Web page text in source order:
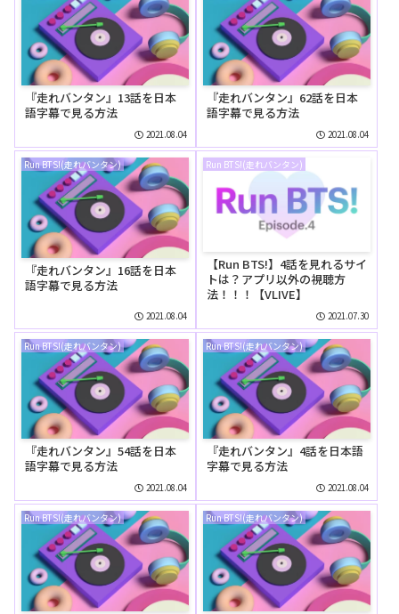
『走れバンタン』13話を日本
語字幕で見る方法
2021.08.04
『走れバンタン』62話を日本
語字幕で見る方法
2021.08.04
Run BTS!(走れバンタン)
『走れバンタン』16話を日本
語字幕で見る方法
2021.08.04
Run BTS!(走れバンタン)
【Run BTS!】4話を見れるサイ
トは？アプリ以外の視聴方
法！！！【VLIVE】
2021.07.30
Run BTS!(走れバンタン)
『走れバンタン』54話を日本
語字幕で見る方法
2021.08.04
Run BTS!(走れバンタン)
『走れバンタン』4話を日本語
字幕で見る方法
2021.08.04
Run BTS!(走れバンタン) Run BTS!(走れバンタン)